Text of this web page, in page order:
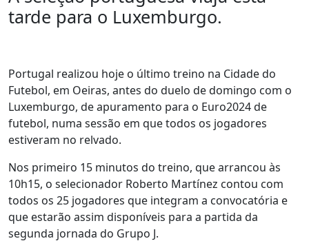
tarde para o Luxemburgo.
Portugal realizou hoje o último treino na Cidade do
Futebol, em Oeiras, antes do duelo de domingo com o
Luxemburgo, de apuramento para o Euro2024 de
futebol, numa sessão em que todos os jogadores
estiveram no relvado.
Nos primeiro 15 minutos do treino, que arrancou às
10h15, o selecionador Roberto Martínez contou com
todos os 25 jogadores que integram a convocatória e
que estarão assim disponíveis para a partida da
segunda jornada do Grupo J.